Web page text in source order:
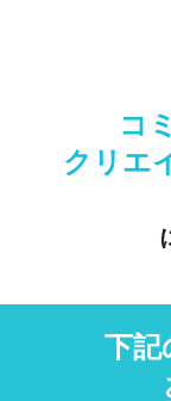
コ
クリエ
下記